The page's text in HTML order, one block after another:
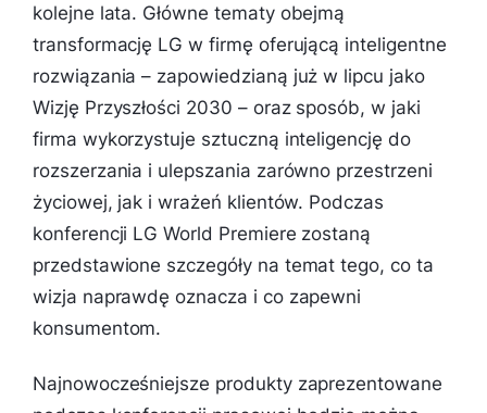
kolejne lata. Główne tematy obejmą
transformację LG w firmę oferującą inteligentne
rozwiązania – zapowiedzianą już w lipcu jako
Wizję Przyszłości 2030 – oraz sposób, w jaki
firma wykorzystuje sztuczną inteligencję do
rozszerzania i ulepszania zarówno przestrzeni
życiowej, jak i wrażeń klientów. Podczas
konferencji LG World Premiere zostaną
przedstawione szczegóły na temat tego, co ta
wizja naprawdę oznacza i co zapewni
konsumentom.
Najnowocześniejsze produkty zaprezentowane